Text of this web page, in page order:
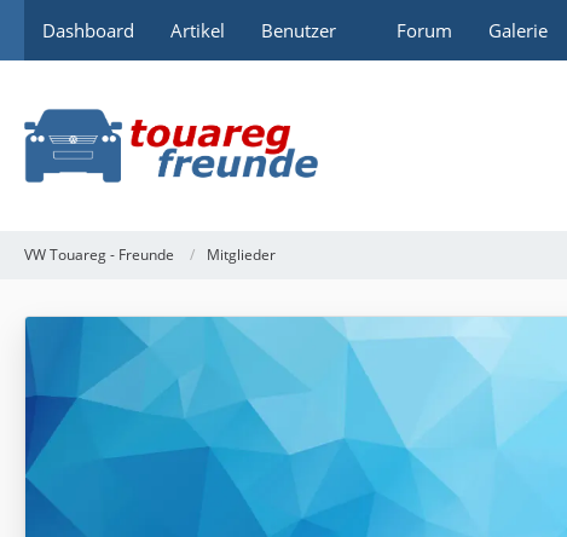
Dashboard Artikel Benutzer Forum Galerie
VW Touareg - Freunde Mitglieder